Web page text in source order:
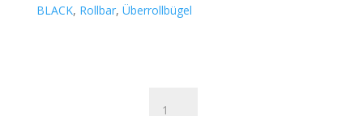
BLACK, Rollbar, Überrollbügel